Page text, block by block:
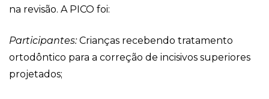
na revisão. A PICO foi:
Participantes:Crianças recebendo tratamento
ortodôntico para a correção de incisivos superiores
projetados;